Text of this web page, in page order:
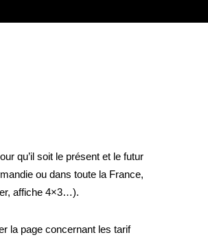
qu’il soit le présent et le futur
ou dans toute la France,
affiche 4×3…).
la page concernant lestarif